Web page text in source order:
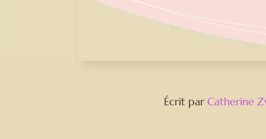
Écrit parCatherine